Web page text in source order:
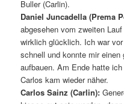
Buller (Carlin).
Daniel Juncadella (Prema
abgesehen vom zweiten
wirklich glücklich. Ich war
schnell und konnte mir einen
aufbauen. Am Ende hatte
Carlos kam wieder näher.
Carlos Sainz (Carlin):